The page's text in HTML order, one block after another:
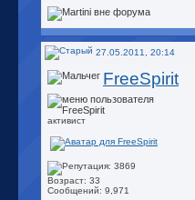
27.05.2011, 20:14
FreeSpirit
активист
Возраст: 33
Сообщений: 9,971